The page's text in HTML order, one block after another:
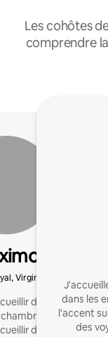
Les cohôtes
comprendre
Virginie
des voyageurs il
dans mon
des voyageurs et
dans les
l'accent
des